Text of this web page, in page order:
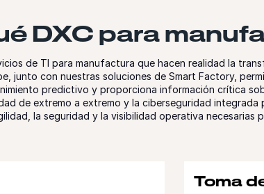
DXC para
de TI para manufactura que hacen realidad la
junto con nuestras soluciones de Smart Factory,
predictivo y proporciona información crítica
de extremo a extremo y la ciberseguridad
la seguridad y la visibilidad operativa necesarias
Toma